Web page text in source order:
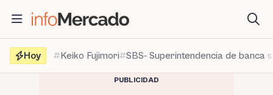
contenido
Hoy
Keiko Fujimori SBS- Superintendencia de banca
PUBLICIDAD